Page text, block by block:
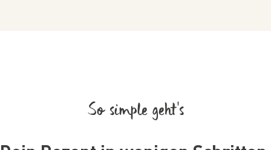
So simple geht’s